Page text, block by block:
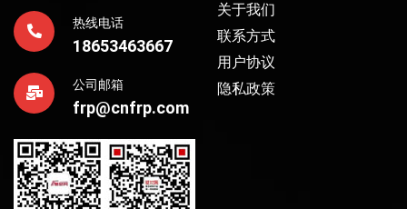
热线电话
18653463667
公司邮箱
frp@cnfrp.com
关于我们
联系方式
用户协议
隐私政策